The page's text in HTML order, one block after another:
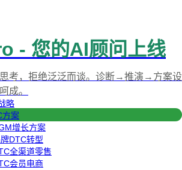
略
方案
增长方案
DTC转型
全渠道零售
会员电商
- 您的AI顾问上线
考，拒绝泛泛而谈。诊断→推演→方案设
成。